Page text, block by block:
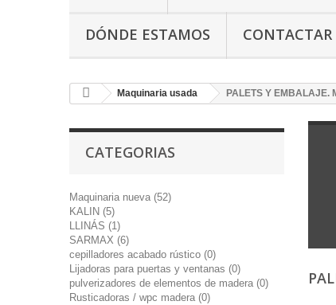
DÓNDE ESTAMOS CONTACTAR
Maquinaria usada PALETS Y EMBALAJE.
CATEGORIAS
Maquinaria nueva (52)
KALIN (5)
LLINÁS (1)
SARMAX (6)
cepilladores acabado rústico (0)
Lijadoras para puertas y ventanas (0)
pulverizadores de elementos de madera (0)
Rusticadoras / wpc madera (0)